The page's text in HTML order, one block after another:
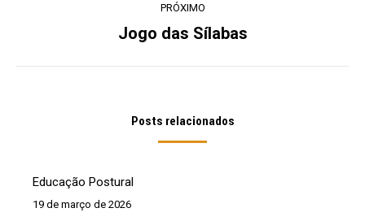
PRÓXIMO
Próximo
Jogo das Sílabas
Posts relacionados
Educação Postural
19 de março de 2026